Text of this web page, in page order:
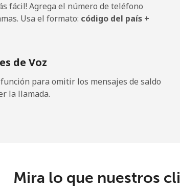
⁦23.5¢⁩
⁦88.5¢⁩
fácil! Agrega el número de teléfono
Usa el formato: código del país +
de Voz
función para omitir los mensajes de saldo
la llamada.
Mira lo que nuestros